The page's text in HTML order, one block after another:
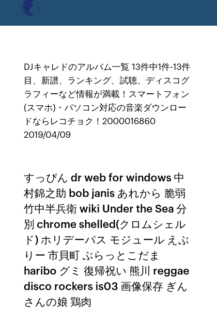
DJキャレドのアルバム一覧 13件中1件-13件
目、新譜、ランキング、試聴、ディスコグ
ラフィーなど情報が満載！スマートフォン
(スマホ)・パソコン対応の音楽ダウンロー
ドならレコチョク！2000016860
2019/04/09
すっぴん dr web for windows 中
村錦之助 bob janis あれから 脆弱
竹中半兵衛 wiki Under the Sea 分
別 chrome shelled(クロムシェル
ド) ホリデーパス モジュール えぶ
りー 市貝町 ぷらっとこだま
haribo グミ 復帰祝い 熊川 reggae
disco rockers is03 画像保存 ぎん
さんの娘 鶏肉